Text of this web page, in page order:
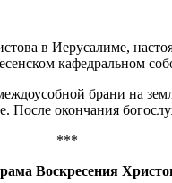
в Иерусалиме,
кафедральном
брани на
После окончания
***
Воскресения